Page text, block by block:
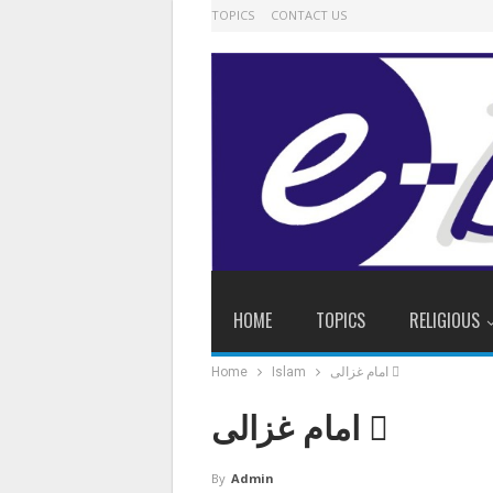
TOPICS CONTACT US
HOME TOPICS RELIGIOUS
Home Islam امام غزالی 
امام غزالی 
By Admin